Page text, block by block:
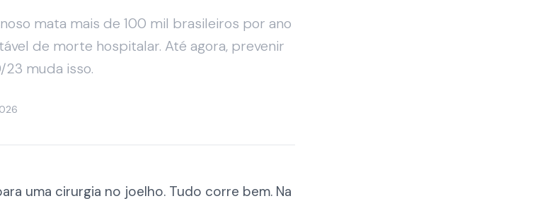
mata mais de 100 mil brasileiros por ano
de morte hospitalar. Até agora, prevenir
muda isso.
uma cirurgia no joelho. Tudo corre bem. Na